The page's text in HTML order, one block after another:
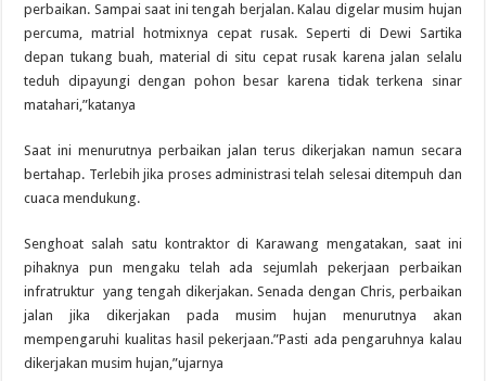
perbaikan. Sampai saat ini tengah berjalan. Kalau digelar musim hujan
percuma, matrial hotmixnya cepat rusak. Seperti di Dewi Sartika
depan tukang buah, material di situ cepat rusak karena jalan selalu
teduh dipayungi dengan pohon besar karena tidak terkena sinar
matahari,”katanya
Saat ini menurutnya perbaikan jalan terus dikerjakan namun secara
bertahap. Terlebih jika proses administrasi telah selesai ditempuh dan
cuaca mendukung.
Senghoat salah satu kontraktor di Karawang mengatakan, saat ini
pihaknya pun mengaku telah ada sejumlah pekerjaan perbaikan
infratruktur yang tengah dikerjakan. Senada dengan Chris, perbaikan
jalan jika dikerjakan pada musim hujan menurutnya akan
mempengaruhi kualitas hasil pekerjaan.”Pasti ada pengaruhnya kalau
dikerjakan musim hujan,”ujarnya